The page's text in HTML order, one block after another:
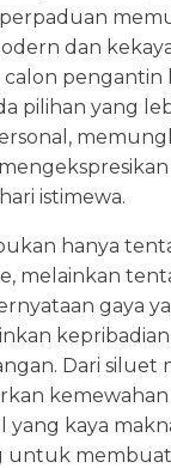
dan
calon pengantin
pilihan yang
istimewa.
hanya
melainkan
gaya
Dari siluet
yang kaya
untuk